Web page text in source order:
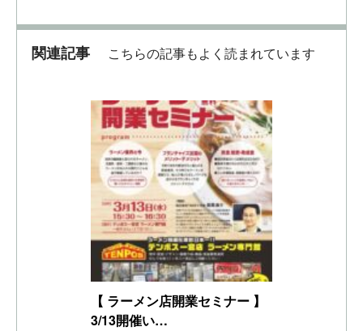
関連記事 こちらの記事もよく読まれています
【 ラーメン店開業セミナー 】
3/13開催い…